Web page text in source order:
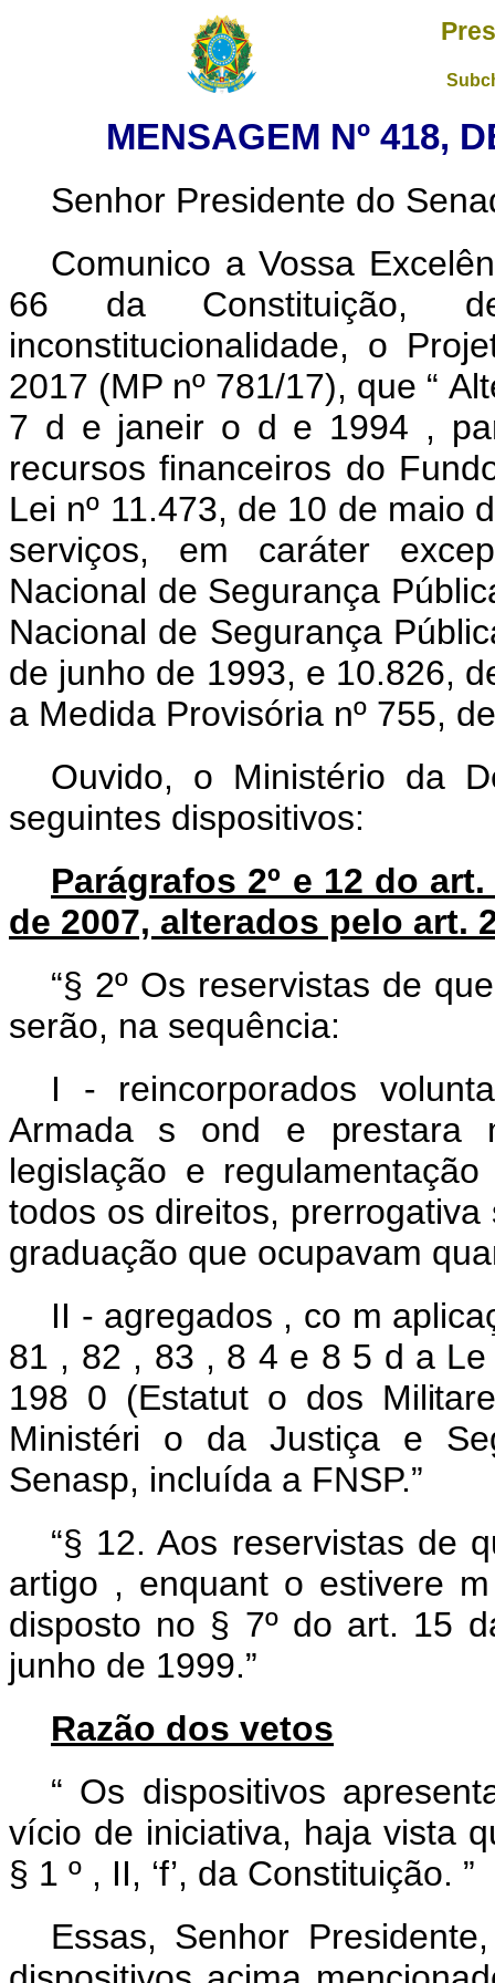
MENSAGEM Nº 418,
Senhor Presidente do
Comunico a Vossa
66 da Constituição,
inconstitucionalidade, o
2017 (MP nº 781/17), que “
7 d e janeir o d e 1994 ,
recursos financeiros do
Lei nº 11.473, de 10 de maio
serviços, em caráter
Nacional de Segurança
Nacional de Segurança
de junho de 1993, e 10.826,
a Medida Provisória nº 755,
Ouvido, o Ministério da
seguintes dispositivos:
Parágrafos 2º e 12 do
de 2007, alterados pelo art.
“§ 2º Os reservistas de
serão, na sequência:
I - reincorporados
Armada s ond e prestara
legislação e
todos os direitos, prerrogativa
graduação que ocupavam
II - agregados , co m
81 , 82 , 83 , 8 4 e 8 5 d a
198 0 (Estatut o dos
Ministéri o da Justiça e
Senasp, incluída a FNSP.”
“§ 12.Aos reservistas de
artigo , enquant o estivere
disposto no § 7º do art. 15
junho de 1999.”
Razão dos vetos
“ Os dispositivos
vício de iniciativa, haja vista
§ 1 º , II, ‘f’, da Constituição. ”
Essas, Senhor